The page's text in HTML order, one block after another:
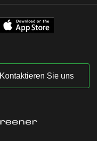
Kontaktieren Sie uns